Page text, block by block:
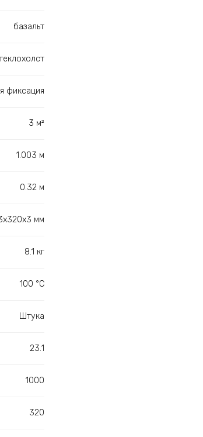
базальт
фиксация
3 м²
1.003 м
0.32 м
мм
8.1 кг
100 °С
Штука
23.1
1000
320